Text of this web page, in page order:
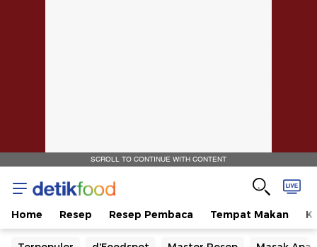
SCROLL TO CONTINUE WITH CONTENT
Home Resep Resep Pembaca Tempat Makan